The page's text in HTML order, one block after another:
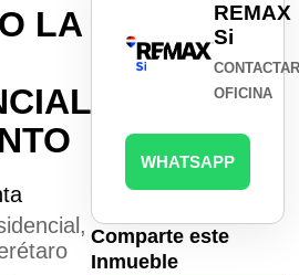
LA
REMAX
Si
CONTACTAR
OFICINA
WHATSAPP
Comparte este
Inmueble